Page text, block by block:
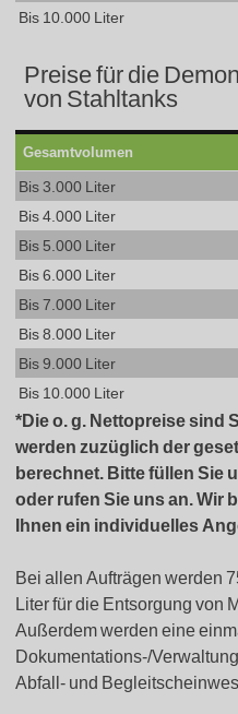
Bis 10.000 Liter
Preise für die
von Stahltanks
Gesamtvolumen
Bis 3.000 Liter
Bis 4.000 Liter
Bis 5.000 Liter
Bis 6.000 Liter
Bis 7.000 Liter
Bis 8.000 Liter
Bis 9.000 Liter
Bis 10.000 Liter
*Die o. g. Nettopreise sind
werden zuzüglich der
berechnet. Bitte füllen Sie
oder rufen Sie uns an. Wir
Ihnen ein individuelles
Bei allen Aufträgen werden
Liter für die Entsorgung von
Außerdem werden eine
Dokumentations-/
Abfall- und